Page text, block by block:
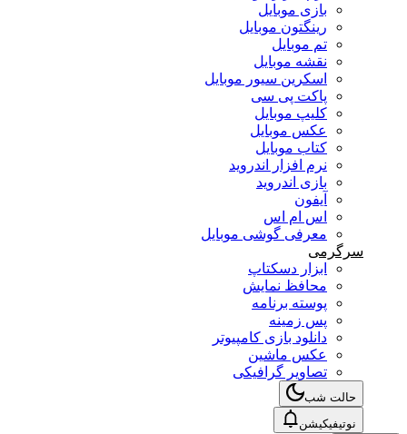
بازی موبایل
رینگتون موبایل
تم موبایل
نقشه موبایل
اسکرین سیور موبایل
پاکت پی سی
کلیپ موبایل
عکس موبایل
کتاب موبایل
نرم افزار اندروید
بازی اندروید
آیفون
اس ام اس
معرفی گوشی موبایل
سرگرمی
ابزار دسکتاپ
محافظ نمایش
پوسته برنامه
پس زمینه
دانلود بازی کامپیوتر
عکس ماشین
تصاویر گرافیکی
حالت شب
نوتیفیکیشن